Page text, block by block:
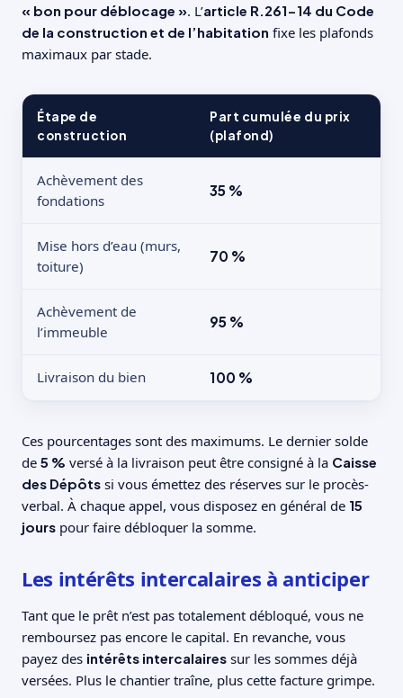
« bon pour déblocage ». L’article R.261-14 du Code
de la construction et de l’habitation fixe les plafonds
maximaux par stade.
Étape de
construction
Part cumulée du prix
(plafond)
Achèvement des
fondations
35 %
Mise hors d’eau (murs,
toiture)
70 %
Achèvement de
l’immeuble
95 %
Livraison du bien 100 %
Ces pourcentages sont des maximums. Le dernier solde
de 5 % versé à la livraison peut être consigné à la Caisse
des Dépôts si vous émettez des réserves sur le procès-
verbal. À chaque appel, vous disposez en général de 15
jours pour faire débloquer la somme.
Les intérêts intercalaires à anticiper
Tant que le prêt n’est pas totalement débloqué, vous ne
remboursez pas encore le capital. En revanche, vous
payez des intérêts intercalaires sur les sommes déjà
versées. Plus le chantier traîne, plus cette facture grimpe.